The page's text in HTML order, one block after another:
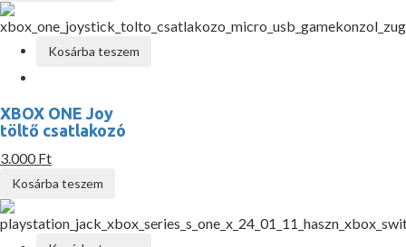
Kosárba teszem
XBOX ONE Joy
töltő csatlakozó
3.000 Ft
Kosárba teszem